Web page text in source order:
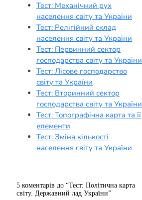
Тест: Механічний рух
населення світу та України
Тест: Релігійний склад
населення світу та України
Тест: Первинний сектор
господарства світу та України
Тест: Лісове господарство
світу та України
Тест: Вторинний сектор
господарства світу та України
Тест: Топографічна карта та її
елементи
Тест: Зміна кількості
населення світу та України
5 коментарів до “Тест: Політична карта
світу. Державний лад України”